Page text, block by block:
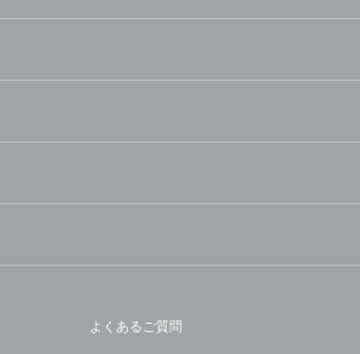
よくあるご質問